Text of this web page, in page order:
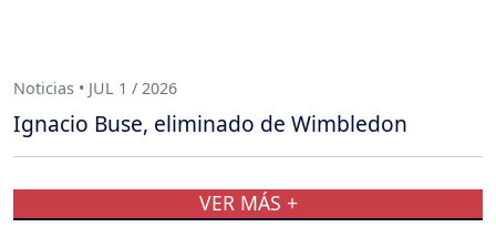
Noticias • JUL 1 / 2026
Ignacio Buse, eliminado de Wimbledon
VER MÁS +